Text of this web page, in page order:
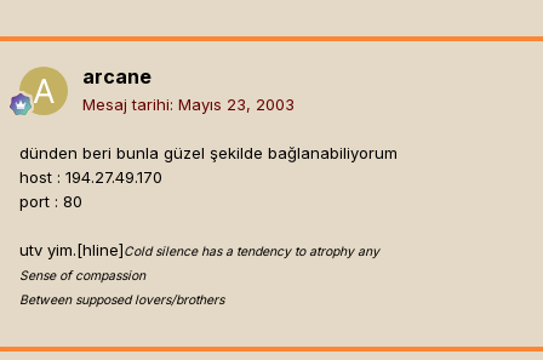
arcane
Mesaj tarihi: Mayıs 23, 2003
dünden beri bunla güzel şekilde bağlanabiliyorum
host : 194.27.49.170
port : 80
utv yim.[hline]Cold silence has a tendency to atrophy any
Sense of compassion
Between supposed lovers/brothers